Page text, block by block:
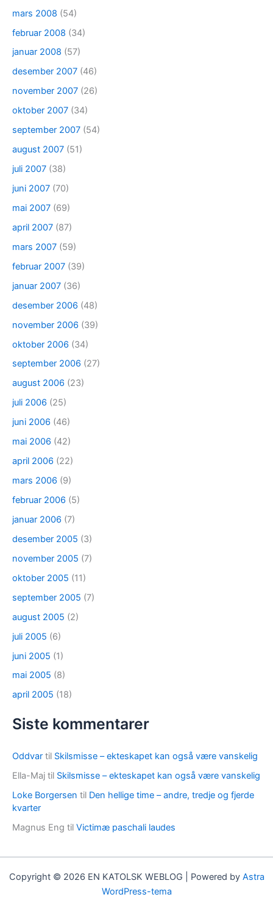
mars 2008 (54)
februar 2008 (34)
januar 2008 (57)
desember 2007 (46)
november 2007 (26)
oktober 2007 (34)
september 2007 (54)
august 2007 (51)
juli 2007 (38)
juni 2007 (70)
mai 2007 (69)
april 2007 (87)
mars 2007 (59)
februar 2007 (39)
januar 2007 (36)
desember 2006 (48)
november 2006 (39)
oktober 2006 (34)
september 2006 (27)
august 2006 (23)
juli 2006 (25)
juni 2006 (46)
mai 2006 (42)
april 2006 (22)
mars 2006 (9)
februar 2006 (5)
januar 2006 (7)
desember 2005 (3)
november 2005 (7)
oktober 2005 (11)
september 2005 (7)
august 2005 (2)
juli 2005 (6)
juni 2005 (1)
mai 2005 (8)
april 2005 (18)
Siste kommentarer
Oddvar til Skilsmisse – ekteskapet kan også være vanskelig
Ella-Maj til Skilsmisse – ekteskapet kan også være vanskelig
Loke Borgersen til Den hellige time – andre, tredje og fjerde
kvarter
Magnus Eng til Victimæ paschali laudes
Copyright © 2026 EN KATOLSK WEBLOG | Powered by Astra
WordPress-tema